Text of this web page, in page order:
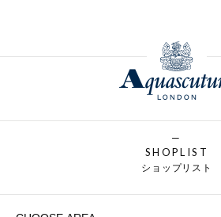
SHOPLIST
ショップリスト